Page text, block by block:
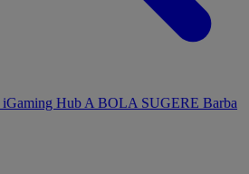
iGaming Hub A BOLA SUGERE Barba